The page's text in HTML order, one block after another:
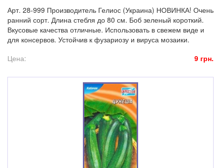
Арт. 28-999 Производитель Гелиос (Украина) НОВИНКА! Очень
ранний сорт. Длина стебля до 80 см. Боб зеленый короткий.
Вкусовые качества отличные. Использовать в свежем виде и
для консервов. Устойчив к фузариозу и вируса мозаики.
Цена:
9 грн.